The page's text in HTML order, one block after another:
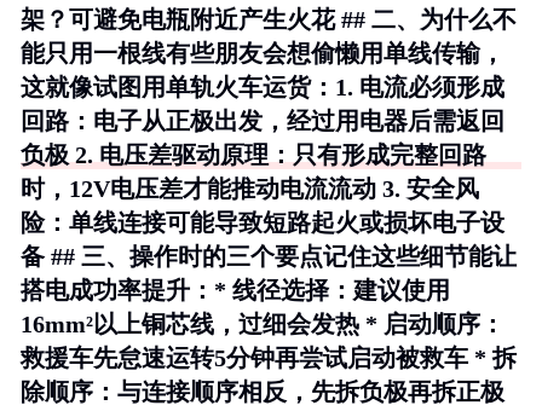
架？可避免电瓶附近产生火花 ## 二、为什么不
能只用一根线有些朋友会想偷懒用单线传输，
这就像试图用单轨火车运货：1. 电流必须形成
回路：电子从正极出发，经过用电器后需返回
负极 2. 电压差驱动原理 ：只有形成完整回路
时，12V电压差才能推动电流流动 3. 安全风
险：单线连接可能导致短路起火或损坏电子设
备 ## 三、操作时的三个要点记住这些细节能让
搭电成功率提升：* 线径选择 ：建议使用
16mm²以上铜芯线，过细会发热 * 启动顺序 ：
救援车先怠速运转5分钟再尝试启动被救车 * 拆
除顺序 ：与连接顺序相反，先拆负极再拆正极